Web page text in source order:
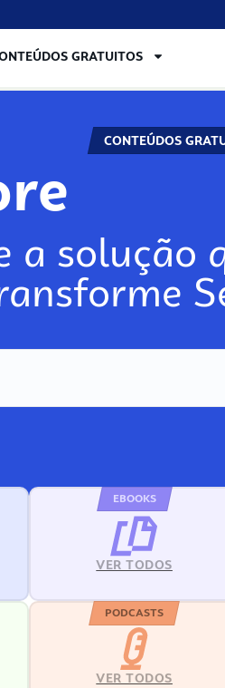
GRATUITOS
CONTEÚDOS
a solução
EBOOKS
VER TODOS
PODCASTS
VER TODOS